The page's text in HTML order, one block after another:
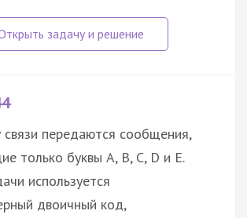
связи передаются сообщения,
только буквы A, B, C, D и E.
используется
двоичный код,